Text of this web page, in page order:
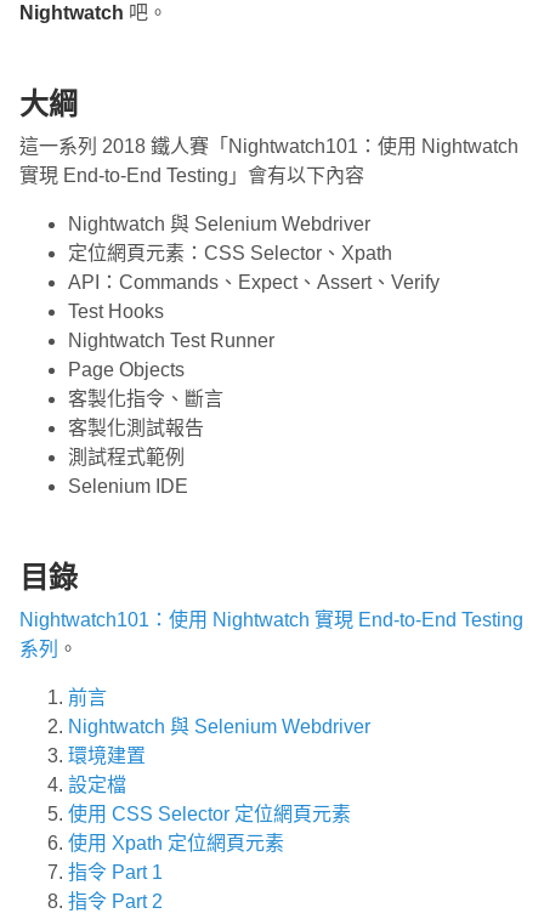
Nightwatch 吧。
大綱
這一系列 2018 鐵人賽「Nightwatch101：使用 Nightwatch
實現 End-to-End Testing」會有以下內容
Nightwatch 與 Selenium Webdriver
定位網頁元素：CSS Selector、Xpath
API：Commands、Expect、Assert、Verify
Test Hooks
Nightwatch Test Runner
Page Objects
客製化指令、斷言
客製化測試報告
測試程式範例
Selenium IDE
目錄
Nightwatch101：使用 Nightwatch 實現 End-to-End Testing
系列 。
前言
Nightwatch 與 Selenium Webdriver
環境建置
設定檔
使用 CSS Selector 定位網頁元素
使用 Xpath 定位網頁元素
指令 Part 1
指令 Part 2